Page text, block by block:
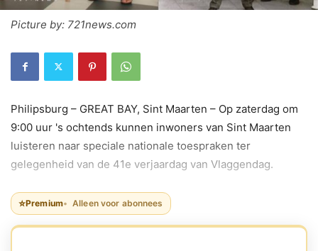
Picture by: 721news.com
Philipsburg – GREAT BAY, Sint Maarten – Op zaterdag om
9:00 uur 's ochtends kunnen inwoners van Sint Maarten
luisteren naar speciale nationale toespraken ter
gelegenheid van de 41e verjaardag van Vlaggendag.
⭐Premium Alleen voor abonnees